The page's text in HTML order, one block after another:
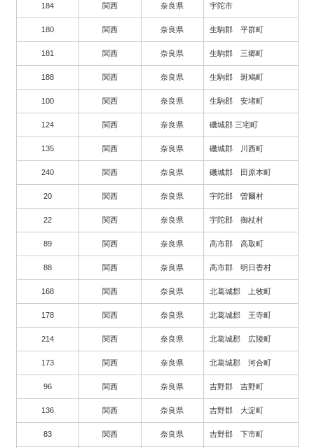
184 関西 奈良県 宇陀市
180 関西 奈良県 生駒郡 平群町
181 関西 奈良県 生駒郡 三郷町
188 関西 奈良県 生駒郡 斑鳩町
100 関西 奈良県 生駒郡 安堵町
124 関西 奈良県 磯城郡 三宅町
135 関西 奈良県 磯城郡 川西町
240 関西 奈良県 磯城郡 田原本町
20 関西 奈良県 宇陀郡 曽爾村
22 関西 奈良県 宇陀郡 御杖村
89 関西 奈良県 高市郡 高取町
88 関西 奈良県 高市郡 明日香村
168 関西 奈良県 北葛城郡 上牧町
178 関西 奈良県 北葛城郡 王寺町
214 関西 奈良県 北葛城郡 広陵町
173 関西 奈良県 北葛城郡 河合町
96 関西 奈良県 吉野郡 吉野町
136 関西 奈良県 吉野郡 大淀町
83 関西 奈良県 吉野郡 下市町